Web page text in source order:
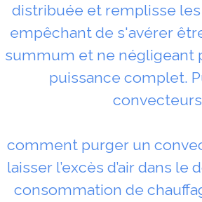
distribuée et remplisse
empêchant de s'avérer
summum et ne négligeant
puissance complet.
convecteurs
comment purger un
laisser l’excès d’air dans le
consommation de